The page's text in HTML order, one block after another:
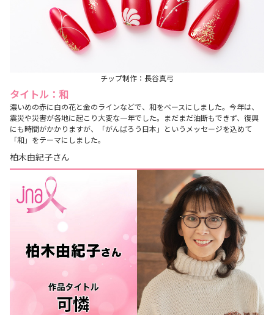
チップ制作：長谷真弓
タイトル：和
濃いめの赤に白の花と金のラインなどで、和をベースにしました。今年は、
震災や災害が各地に起こり大変な一年でした。まだまだ油断もできず、復興
にも時間がかかりますが、「がんばろう日本」というメッセージを込めて
「和」をテーマにしました。
柏木由紀子さん